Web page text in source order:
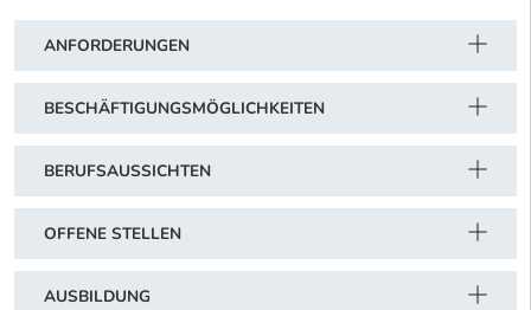
ANFORDERUNGEN
BESCHÄFTIGUNGSMÖGLICHKEITEN
BERUFSAUSSICHTEN
OFFENE STELLEN
AUSBILDUNG